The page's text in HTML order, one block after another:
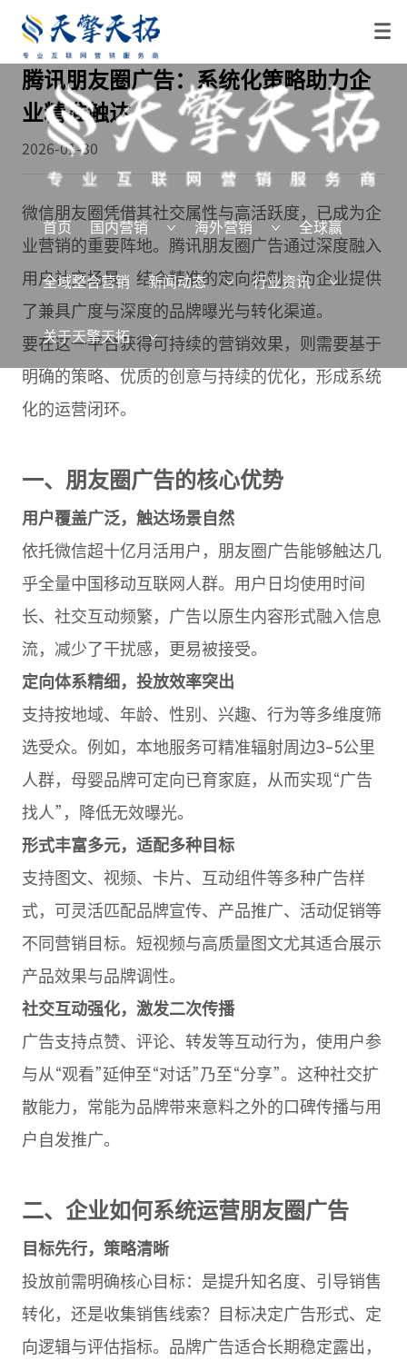
首页 国内营销 海外营销 全球赢
全域整合营销 新闻动态 行业资讯
关于天擎天拓
腾讯朋友圈广告：系统化策略助力企
业精准触达
2026-01-30
微信朋友圈凭借其社交属性与高活跃度，已成为企
业营销的重要阵地。腾讯朋友圈广告通过深度融入
用户社交场景，结合精准的定向机制，为企业提供
了兼具广度与深度的品牌曝光与转化渠道。
要在这一平台获得可持续的营销效果，则需要基于
明确的策略、优质的创意与持续的优化，形成系统
化的运营闭环。
一、朋友圈广告的核心优势
用户覆盖广泛，触达场景自然
依托微信超十亿月活用户，朋友圈广告能够触达几
乎全量中国移动互联网人群。用户日均使用时间
长、社交互动频繁，广告以原生内容形式融入信息
流，减少了干扰感，更易被接受。
定向体系精细，投放效率突出
支持按地域、年龄、性别、兴趣、行为等多维度筛
选受众。例如，本地服务可精准辐射周边3-5公里
人群，母婴品牌可定向已育家庭，从而实现“广告
找人”，降低无效曝光。
形式丰富多元，适配多种目标
支持图文、视频、卡片、互动组件等多种广告样
式，可灵活匹配品牌宣传、产品推广、活动促销等
不同营销目标。短视频与高质量图文尤其适合展示
产品效果与品牌调性。
社交互动强化，激发二次传播
广告支持点赞、评论、转发等互动行为，使用户参
与从“观看”延伸至“对话”乃至“分享”。这种社交扩
散能力，常能为品牌带来意料之外的口碑传播与用
户自发推广。
二、企业如何系统运营朋友圈广告
目标先行，策略清晰
投放前需明确核心目标：是提升知名度、引导销售
转化，还是收集销售线索？目标决定广告形式、定
向逻辑与评估指标。品牌广告适合长期稳定露出，